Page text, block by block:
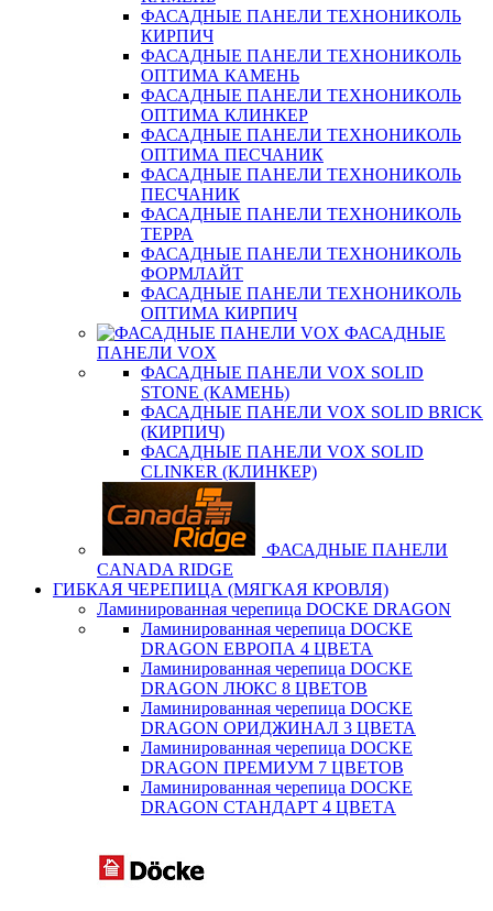
ФАСАДНЫЕ ПАНЕЛИ ТЕХНОНИКОЛЬ
КИРПИЧ
ФАСАДНЫЕ ПАНЕЛИ ТЕХНОНИКОЛЬ
ОПТИМА КАМЕНЬ
ФАСАДНЫЕ ПАНЕЛИ ТЕХНОНИКОЛЬ
ОПТИМА КЛИНКЕР
ФАСАДНЫЕ ПАНЕЛИ ТЕХНОНИКОЛЬ
ОПТИМА ПЕСЧАНИК
ФАСАДНЫЕ ПАНЕЛИ ТЕХНОНИКОЛЬ
ПЕСЧАНИК
ФАСАДНЫЕ ПАНЕЛИ ТЕХНОНИКОЛЬ
ТЕРРА
ФАСАДНЫЕ ПАНЕЛИ ТЕХНОНИКОЛЬ
ФОРМЛАЙТ
ФАСАДНЫЕ ПАНЕЛИ ТЕХНОНИКОЛЬ
ОПТИМА КИРПИЧ
ФАСАДНЫЕ
ПАНЕЛИ VOX
ФАСАДНЫЕ ПАНЕЛИ VOX SOLID
STONE (КАМЕНЬ)
ФАСАДНЫЕ ПАНЕЛИ VOX SOLID BRICK
(КИРПИЧ)
ФАСАДНЫЕ ПАНЕЛИ VOX SOLID
CLINКER (КЛИНКЕР)
ФАСАДНЫЕ ПАНЕЛИ
CANADA RIDGE
ГИБКАЯ ЧЕРЕПИЦА (МЯГКАЯ КРОВЛЯ)
Ламинированная черепица DOCKE DRAGON
Ламинированная черепица DOCKE
DRAGON ЕВРОПА 4 ЦВЕТА
Ламинированная черепица DOCKE
DRAGON ЛЮКС 8 ЦВЕТОВ
Ламинированная черепица DOCKE
DRAGON ОРИДЖИНАЛ 3 ЦВЕТА
Ламинированная черепица DOCKE
DRAGON ПРЕМИУМ 7 ЦВЕТОВ
Ламинированная черепица DOCKE
DRAGON СТАНДАРТ 4 ЦВЕТA